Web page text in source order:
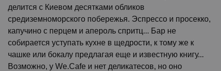
делится с Киевом десятками обликов
средиземноморского побережья. Эспрессо и просекко,
капучино с перцем и апероль спритц... Бар не
собирается уступать кухне в щедрости, к тому же к
чашке или бокалу предлагая еще и известную книгу...
Возможно, у We.Cafe и нет деликатесов, но оно